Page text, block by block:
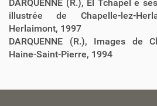
DARQUENNE (R.), El Tchapèl è
illustrée de Chapelle-lez-
Herlaimont, 1997
DARQUENNE (R.), Images de
Haine-Saint-Pierre, 1994